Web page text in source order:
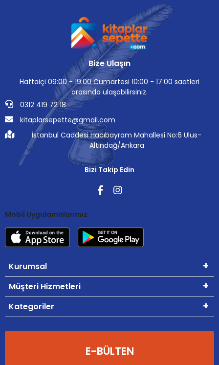
Bize Ulaşın
Haftaiçi 09:00 - 19:00 Cumartesi 10:00 - 17:00 saatleri
arasında ulaşabilirsiniz.
0312 419 72 18
kitaplarsepette@gmail.com
İstanbul Caddesi Hacıbayram Mahallesi No:6 Ulus-
Altındağ/Ankara
Bizi Takip Edin
Mobil Uygulamalarımız
Kurumsal
Müşteri Hizmetleri
Kategoriler
E-BÜLTEN